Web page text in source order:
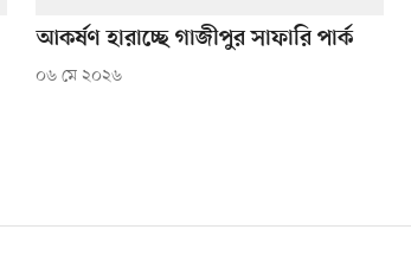
আকর্ষণ হারাচ্ছে গাজীপুর সাফারি পার্ক
০৬ মে ২০২৬